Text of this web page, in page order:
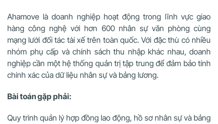
Ahamove là doanh nghiệp hoạt động trong lĩnh vực giao
hàng công nghệ với hơn 600 nhân sự văn phòng cùng
mạng lưới đối tác tài xế trên toàn quốc. Với đặc thù có nhiều
nhóm phụ cấp và chính sách thu nhập khác nhau, doanh
nghiệp cần một hệ thống quản trị tập trung để đảm bảo tính
chính xác của dữ liệu nhân sự và bảng lương.
Bài toán gặp phải:
Quy trình quản lý hợp đồng lao động, hồ sơ nhân sự và bảng